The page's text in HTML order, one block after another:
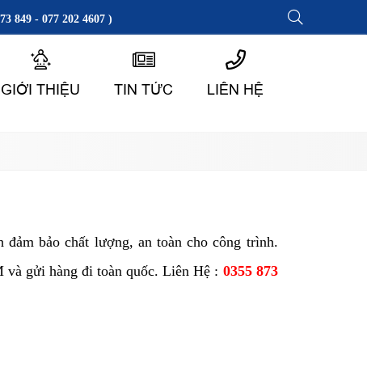
849 - 077 202 4607 )
GIỚI THIỆU TIN TỨC LIÊN HỆ
bảo chất lượng, an toàn cho công trình.
và gửi hàng đi toàn quốc. Liên Hệ : 0355 873